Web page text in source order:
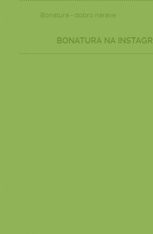
Bonatura - dobro narave
BONATURA NA